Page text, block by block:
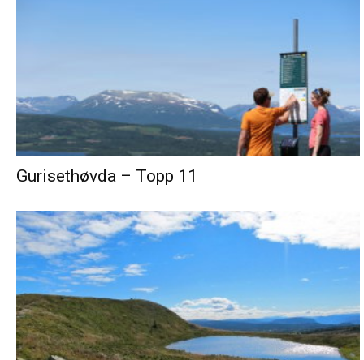
Gurisethøvda – Topp 11